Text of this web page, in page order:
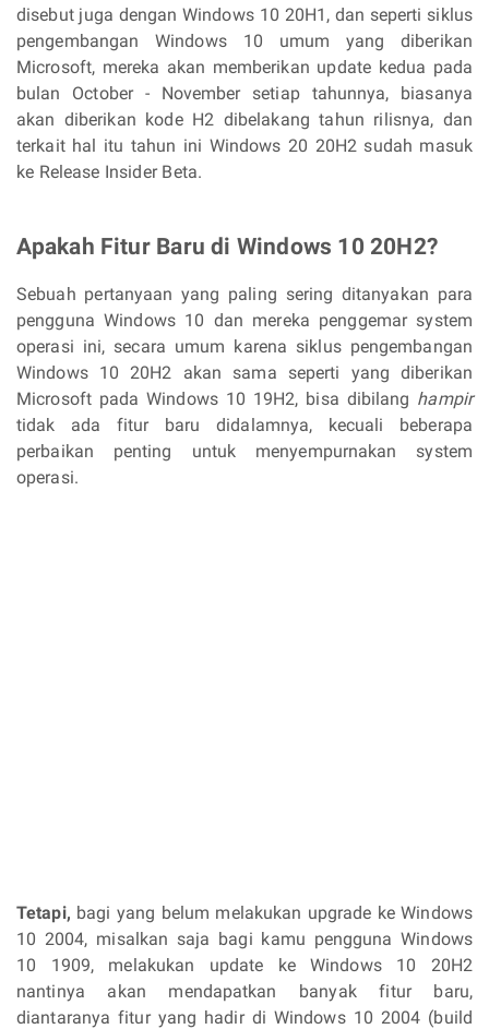
disebut juga dengan Windows 10 20H1, dan seperti siklus
pengembangan Windows 10 umum yang diberikan
Microsoft, mereka akan memberikan update kedua pada
bulan October - November setiap tahunnya, biasanya
akan diberikan kode H2 dibelakang tahun rilisnya, dan
terkait hal itu tahun ini Windows 20 20H2 sudah masuk
ke Release Insider Beta.
Apakah Fitur Baru di Windows 10 20H2?
Sebuah pertanyaan yang paling sering ditanyakan para
pengguna Windows 10 dan mereka penggemar system
operasi ini, secara umum karena siklus pengembangan
Windows 10 20H2 akan sama seperti yang diberikan
Microsoft pada Windows 10 19H2, bisa dibilang hampir
tidak ada fitur baru didalamnya, kecuali beberapa
perbaikan penting untuk menyempurnakan system
operasi.
Tetapi, bagi yang belum melakukan upgrade ke Windows
10 2004, misalkan saja bagi kamu pengguna Windows
10 1909, melakukan update ke Windows 10 20H2
nantinya akan mendapatkan banyak fitur baru,
diantaranya fitur yang hadir di Windows 10 2004 (build